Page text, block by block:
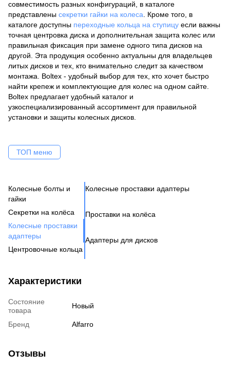
совместимость разных конфигураций, в каталоге
представлены секретки гайки на колеса . Кроме того, в
каталоге доступны переходные кольца на ступицу если важны
точная центровка диска и дополнительная защита колес или
правильная фиксация при замене одного типа дисков на
другой. Эта продукция особенно актуальны для владельцев
литых дисков и тех, кто внимательно следит за качеством
монтажа. Boltex - удобный выбор для тех, кто хочет быстро
найти крепеж и комплектующие для колес на одном сайте.
Boltex предлагает удобный каталог и
узкоспециализированный ассортимент для правильной
установки и защиты колесных дисков.
ТОП меню
Колесные болты и
гайки
Секретки на колёса
Колесные проставки
адаптеры
Центровочные кольца
давления
Колесные проставки адаптеры
Проставки на колёса
Адаптеры для дисков
Характеристики
Состояние
товара
Новый
Бренд Alfarro
Отзывы